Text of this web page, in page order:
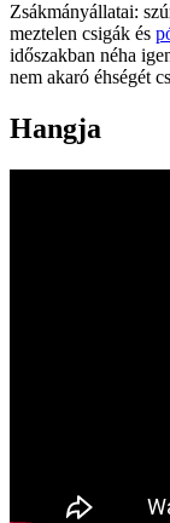
Zsákmányállatai:
meztelen csigák és
időszakban néha
nem akaró éhségét
Hangja